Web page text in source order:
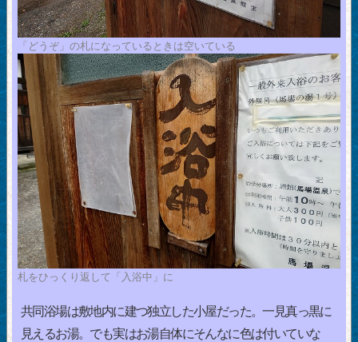
「どうぞ」の札になっているときは空いている
札をひっくり返して「入浴中」に
共同浴場は敷地内に建つ独立した小屋だった。一見真っ黒に
見えるお湯。でも実はお湯自体にそんなに色は付いていな